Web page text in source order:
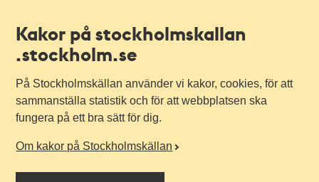
Kakor på stockholmskallan
.stockholm.se
På Stockholmskällan använder vi kakor, cookies, för att
sammanställa statistik och för att webbplatsen ska
fungera på ett bra sätt för dig.
Om kakor på Stockholmskällan